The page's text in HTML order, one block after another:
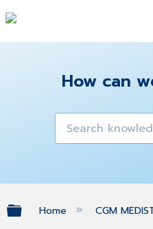
How can
Expand/
Home CGM